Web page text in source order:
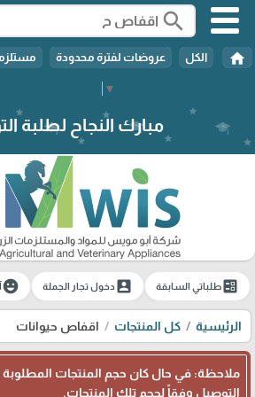
▼
search
home الكل عروضات لفترة محدودة
مبارك النجاح لطلبة
ballotطلباتي السابقة account_boxدخول تجار الجملة emoji_emotions
الرئيسية كل المنتجات اقفاص حيوانات
ملاحظة: في حال كان حجم المنتجات المطلوبة
التوصيل وفقاً لحجم تلك المنتجات.